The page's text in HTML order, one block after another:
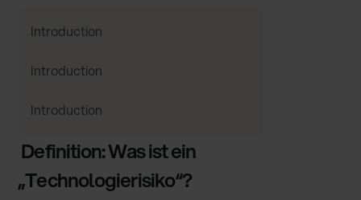
Introduction
Introduction
Introduction
Definition: Was ist ein
„Technologierisiko“?